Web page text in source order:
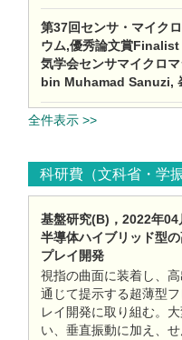
第37回センサ・マイク
ウム,優秀論文賞
気学会センサマイクロ
bin Muhamad Sanuzi,
全件表示 >>
科研費（文科省・学
基盤研究(B)，2022年
半導体ハイブリッド型
プレイ開発
視指の曲面に装着し、
通じて提示する超薄型
レイ開発に取り組む。
い、垂直振動に加え、